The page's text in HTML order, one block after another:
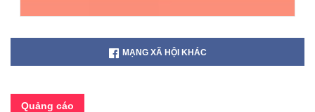
MẠNG XÃ HỘI KHÁC
Quảng cáo